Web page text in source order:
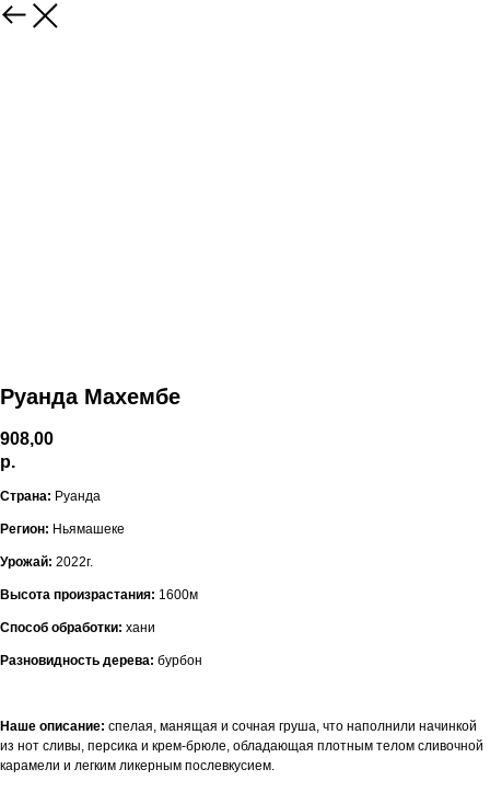
Руанда Махембе
908,00
р.
Страна: Руанда
Регион: Ньямашеке
Урожай: 2022г.
Высота произрастания: 1600м
Способ обработки: хани
Разновидность дерева: бурбон
Наше описание: спелая, манящая и сочная груша, что наполнили начинкой
из нот сливы, персика и крем-брюле, обладающая плотным телом сливочной
карамели и легким ликерным послевкусием.